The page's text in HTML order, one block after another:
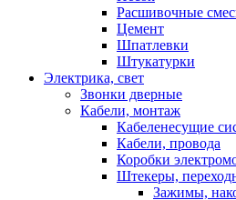
Расшивочные
Цемент
Шпатлевки
Штукатурки
Электрика, свет
Звонки дверные
Кабели, монтаж
Кабеленесущие
Кабели, провода
Коробки
Штекеры,
Зажимы,